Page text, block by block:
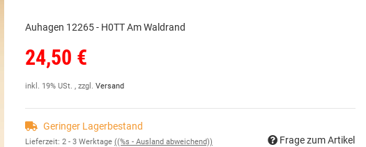
Auhagen 12265 - H0TT Am Waldrand
24,50 €
inkl. 19% USt. , zzgl. Versand
Geringer Lagerbestand
Lieferzeit: 2 - 3 Werktage ((%s - Ausland abweichend)) Frage zum Artikel